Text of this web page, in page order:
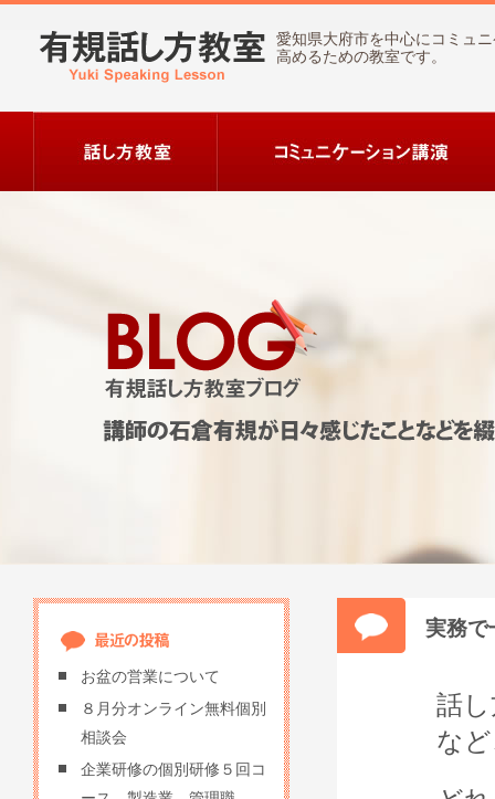
愛知県大府市を中心にコミュ
高めるための教室です。
実務で
話
な
お盆の営業について
８月分オンライン無料個別
相談会
企業研修の個別研修５回コ